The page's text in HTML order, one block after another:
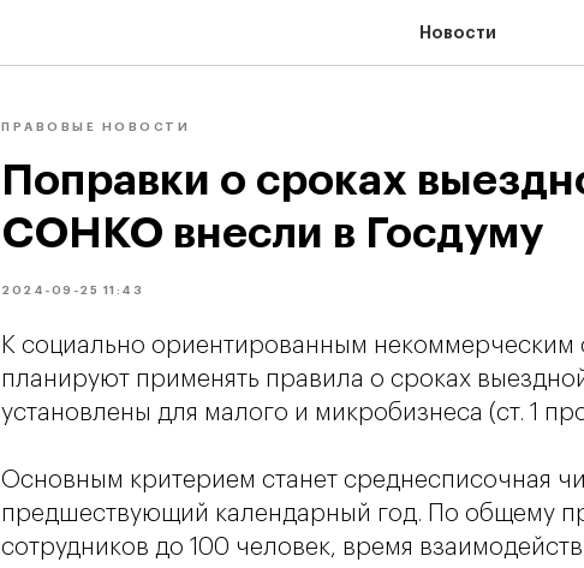
Новости
ПРАВОВЫЕ НОВОСТИ
Поправки о сроках
СОНКО внесли в Госдуму
2024-09-25 11:43
К социально ориентированным
планируют применять правила о сроках
установлены для малого и микробизнеса (ст. 1
Основным критерием станет среднесписочная
предшествующий календарный год. По общему
сотрудников до 100 человек, время